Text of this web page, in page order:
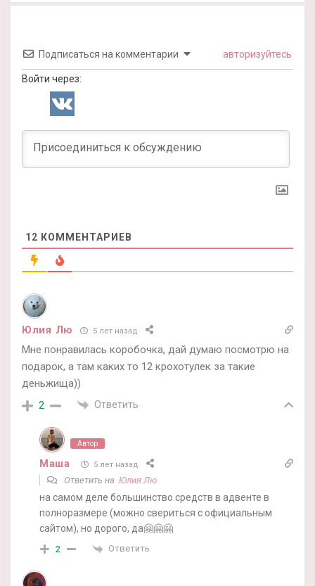
Подписаться на комментарии авторизуйтесь
Войти через:
12 КОММЕНТАРИЕВ
Юлия Лю 5 лет назад
Мне понравилась коробочка, дай думаю посмотрю на
подарок, а там каких то 12 крохотулек за такие
деньжища))
2 Ответить
Автор
Маша 5 лет назад
Ответить на Юлия Лю
на самом деле большинство средств в адвенте в
полноразмере (можно свериться с официальным
сайтом), но дорого, да🤗🤗🤗
2 Ответить